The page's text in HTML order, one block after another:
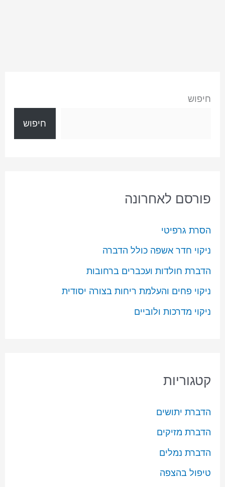
חיפוש
חיפוש
פורסם לאחרונה
הסרת גרפיטי
ניקוי חדר אשפה כולל הדברה
הדברת חולדות ועכברים ברחובות
ניקוי פחים והעלמת ריחות בצורה יסודית
ניקוי מדרכות ולוביים
קטגוריות
הדברת יתושים
הדברת מזיקים
הדברת נמלים
טיפול בהצפה